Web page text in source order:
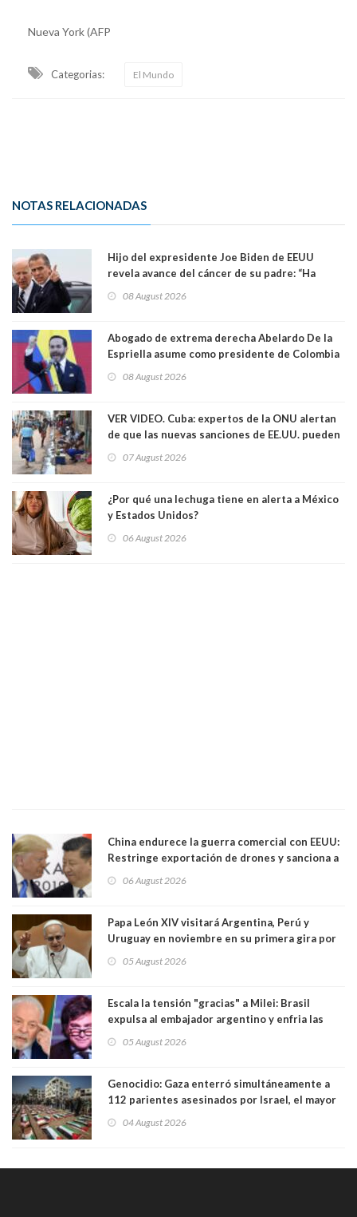
Nueva York (AFP
Categorias: El Mundo
NOTAS RELACIONADAS
Hijo del expresidente Joe Biden de EEUU
revela avance del cáncer de su padre: “Ha
08 August 2026
Abogado de extrema derecha Abelardo De la
Espriella asume como presidente de Colombia
08 August 2026
VER VIDEO. Cuba: expertos de la ONU alertan
de que las nuevas sanciones de EE.UU. pueden
07 August 2026
¿Por qué una lechuga tiene en alerta a México
y Estados Unidos?
06 August 2026
China endurece la guerra comercial con EEUU:
Restringe exportación de drones y sanciona a
06 August 2026
Papa León XIV visitará Argentina, Perú y
Uruguay en noviembre en su primera gira por
05 August 2026
Escala la tensión "gracias" a Milei: Brasil
expulsa al embajador argentino y enfria las
trasandino
05 August 2026
Genocidio: Gaza enterró simultáneamente a
112 parientes asesinados por Israel, el mayor
muertos figuran 44 niños y nueve ancianos
04 August 2026